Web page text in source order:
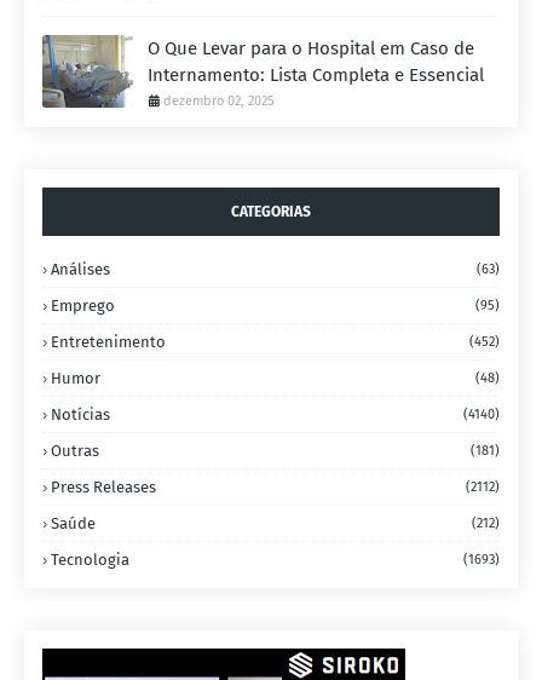
O Que Levar para o Hospital em Caso de
Internamento: Lista Completa e Essencial
dezembro 02, 2025
CATEGORIAS
Análises (63)
Emprego (95)
Entretenimento (452)
Humor (48)
Notícias (4140)
Outras (181)
Press Releases (2112)
Saúde (212)
Tecnologia (1693)